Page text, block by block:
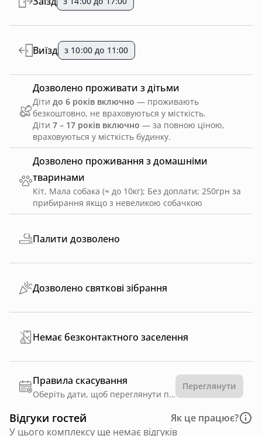
Дозволено проживання з домашніми
тваринами
Кіт, Мала собака (≈ до 10кг); Без доплати; 250грн за
прибирання якщо з невеликою собачкою
Виїзд з 10:00 до 11:00
Дозволено проживати з дітьми
Діти до 6 років включно — проживають
безкоштовно, не враховуються у місткість.
Діти 7 – 17 років включно — за повною ціною,
враховуються у місткість будинку.
Палити дозволено
Дозволено святкові зібрання
Немає безконтактного заселення
Правила скасування
Оберіть дати, щоб переглянути правила
Переглянути
Відгуки гостей
Як це працює?
У цього комплексу ще немає відгуків